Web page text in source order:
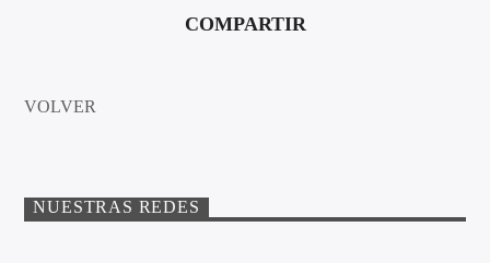
COMPARTIR
VOLVER
NUESTRAS REDES